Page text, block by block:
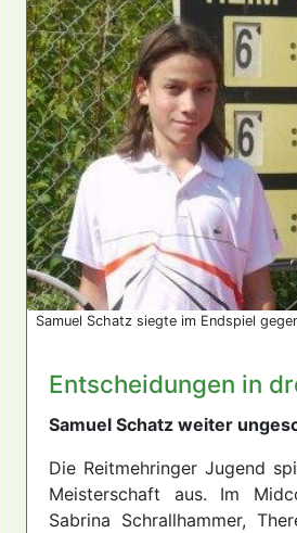
Samuel Schatz siegte im Endspiel
Entscheidungen in
Samuel Schatz weiter
Die Reitmehringer Jugend
Meisterschaft aus. Im
Sabrina Schrallhammer,